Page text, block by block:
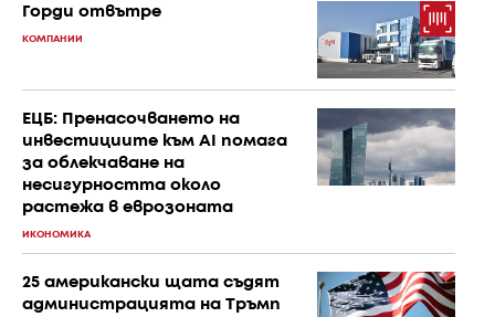
Горди отвътре
КОМПАНИИ
ЕЦБ: Пренасочването на
инвестициите към AI помага
за облекчаване на
несигурността около
растежа в еврозоната
ИКОНОМИКА
25 американски щата съдят
администрацията на Тръмп